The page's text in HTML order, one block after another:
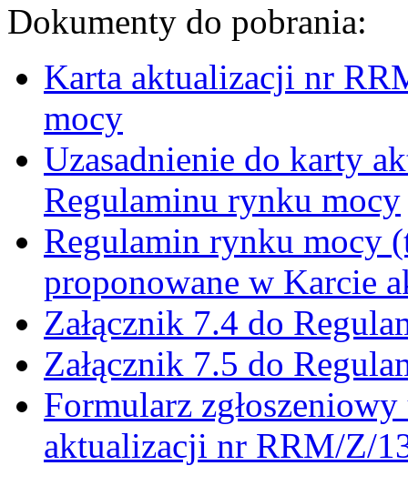
Dokumenty do pobrania:
Karta aktualizacji nr
mocy
Uzasadnienie do karty
Regulaminu rynku mocy
Regulamin rynku mocy
proponowane w Karcie
Załącznik 7.4 do
Załącznik 7.5 do
Formularz
aktualizacji nr RRM/Z/